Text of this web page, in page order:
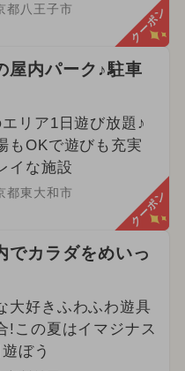
都八王子市 クーポン
屋内パーク♪駐車
リア1日遊び放題♪
もOKで遊びも充実
イな施設
都東大和市 クーポン
でカラダをめいっ
大好きふわふわ遊具
!この夏はイマジナス
ぼう